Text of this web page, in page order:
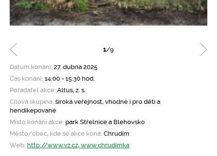
1/9
Datum konání: 27. dubna 2025
Čas konání: 14:00 - 15:30 hod.
Pořadatel akce: Altus, z. s.
Cílová skupina: široká veřejnost, vhodné i pro děti a
hendikepované
Místo konání akce: park Střelnice a Blehovsko
Město/obec, kde se akce koná: Chrudim
Web: http://www.vz.cz, www.chrudimka